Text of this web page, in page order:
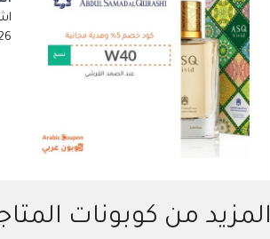
2026
المزيد من كوبونات